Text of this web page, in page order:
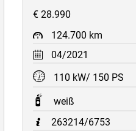
€ 28.990
124.700 km
04/2021
110 kW/ 150 PS
weiß
263214/6753